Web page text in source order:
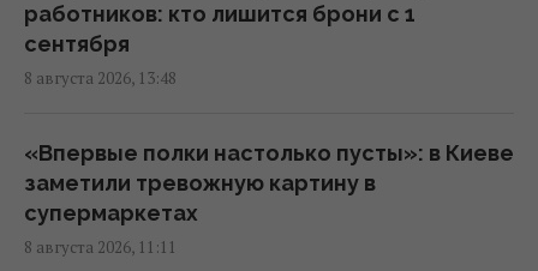
море, - Bloomberg
11:24 суббота, 08 августа 2026
НПЗ после атаки украинских дронов
10:55 суббота, 08 августа 2026
Ни одну баллистическую ракету не сбили:
работников: кто лишится брони с 1
сентября
8 августа 2026, 13:48
«Впервые полки настолько пусты»: в Киеве
заметили тревожную картину в
супермаркетах
8 августа 2026, 11:11